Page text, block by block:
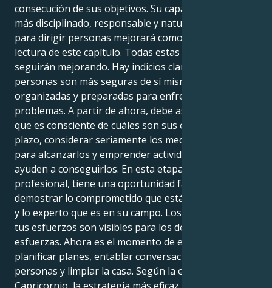
consecución de sus objetivos. Su capacidad para ser
más disciplinado, responsable y naturalmente hábil
para dirigir personas mejorará como resultado de la
lectura de este capítulo. Todas estas características
seguirán mejorando. Hay indicios claros de que las
personas son más seguras de sí mismas, están mejor
organizadas y preparadas para enfrentarse a los
problemas. A partir de ahora, debe asegurarse de
que es consciente de cuáles son sus objetivos a largo
plazo, considerar seriamente los medios que utilizará
para alcanzarlos y emprender actividades que le
ayuden a conseguirlos. En esta etapa de su vida
profesional, tiene una oportunidad fantástica de
demostrar lo comprometido que está con su trabajo
y lo experto que es en su campo. Los resultados de
tus esfuerzos son visibles para los demás cuando te
esfuerzas. Ahora es el momento de empezar a
planificar planes, entablar conversaciones con otras
personas y limpiar la casa. Según la energía de